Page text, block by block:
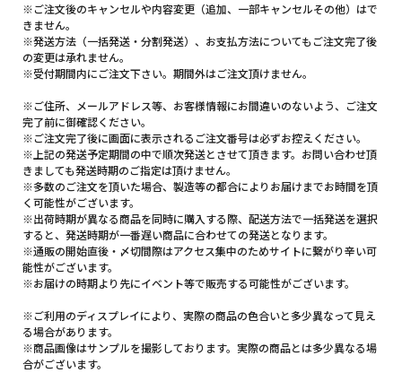
※ご注文後のキャンセルや内容変更（追加、一部キャンセルその他）はで
きません。
※発送方法（一括発送・分割発送）、お支払方法についてもご注文完了後
の変更は承れません。
※受付期間内にご注文下さい。期間外はご注文頂けません。
※ご住所、メールアドレス等、お客様情報にお間違いのないよう、ご注文
完了前に御確認ください。
※ご注文完了後に画面に表示されるご注文番号は必ずお控えください。
※上記の発送予定期間の中で順次発送とさせて頂きます。お問い合わせ頂
きましても発送時期のご指定は頂けません。
※多数のご注文を頂いた場合、製造等の都合によりお届けまでお時間を頂
く可能性がございます。
※出荷時期が異なる商品を同時に購入する際、配送方法で一括発送を選択
すると、発送時期が一番遅い商品に合わせての発送となります。
※通販の開始直後・〆切間際はアクセス集中のためサイトに繋がり辛い可
能性がございます。
※お届けの時期より先にイベント等で販売する可能性がございます。
※ご利用のディスプレイにより、実際の商品の色合いと多少異なって見え
る場合があります。
※商品画像はサンプルを撮影しております。実際の商品とは多少異なる場
合がございます。